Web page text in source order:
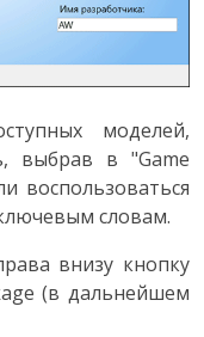
моделей,
выбрав в "Game
воспользоваться
словам.
внизу кнопку
(в дальнейшем